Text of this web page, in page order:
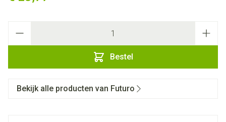
Bestel
Bekijk alle producten van Futuro